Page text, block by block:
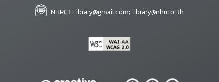
NHRCT.Library@gmail.com; library@nhrc.or.th